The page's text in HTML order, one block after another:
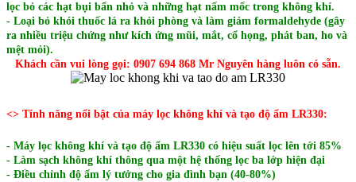
lọc bỏ các hạt bụi bẩn nhỏ và những hạt nấm mốc trong không khí.
- Loại bỏ khói thuốc lá ra khỏi phòng và làm giảm formaldehyde (gây
ra nhiều triệu chứng như kích ứng mũi, mắt, cổ họng, phát ban, ho và
mệt mỏi).
Khách cần vui lòng gọi: 0907 694 868 Mr Nguyên hàng luôn có sẵn.
<> Tính năng nổi bật của máy lọc không khí và tạo độ ẩm LR330:
- Máy lọc không khí và tạo độ ẩm LR330 có hiệu suất lọc lên tới 85%
- Làm sạch không khí thông qua một hệ thống lọc ba lớp hiện đại
- Điều chỉnh độ ẩm lý tưởng cho gia đình bạn (40-80%)